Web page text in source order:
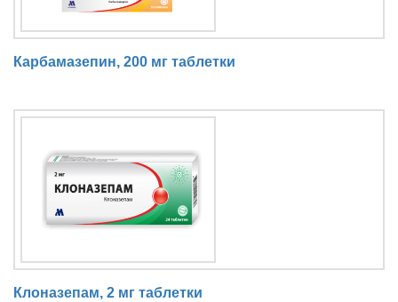
Карбамазепин, 200 мг таблетки
Клоназепам, 2 мг таблетки